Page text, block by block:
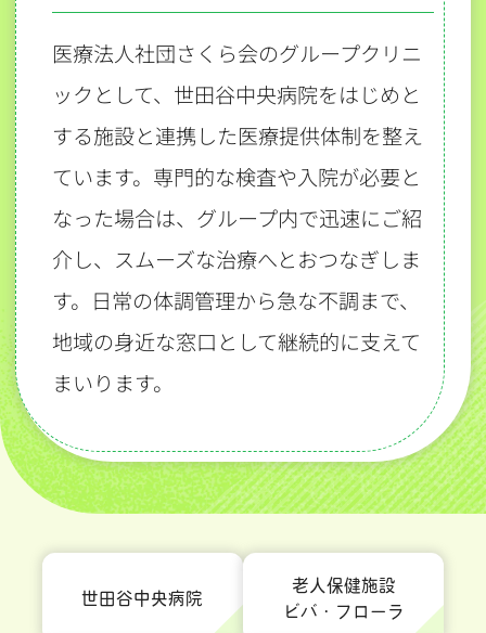
医療法人社団さくら会のグループクリニ
ックとして、世田谷中央病院をはじめと
する施設と連携した医療提供体制を整え
ています。専門的な検査や入院が必要と
なった場合は、グループ内で迅速にご紹
介し、スムーズな治療へとおつなぎしま
す。日常の体調管理から急な不調まで、
地域の身近な窓口として継続的に支えて
まいります。
世田谷中央病院
老人保健施設
ビバ・フローラ